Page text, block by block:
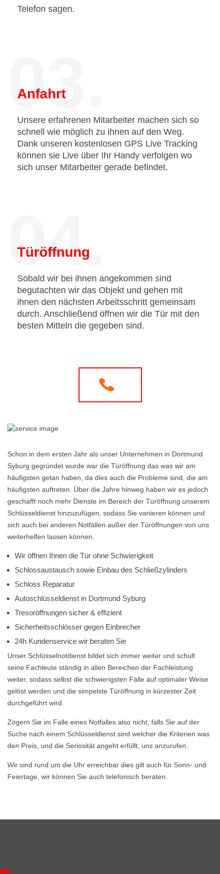
Telefon sagen.
03.
Anfahrt
Unsere erfahrenen Mitarbeiter machen sich so
schnell wie möglich zu ihnen auf den Weg.
Dank unseren kostenlosen GPS Live Tracking
können sie Live über Ihr Handy verfolgen wo
sich unser Mitarbeiter gerade befindet.
04.
Türöffnung
Sobald wir bei ihnen angekommen sind
begutachten wir das Objekt und gehen mit
ihnen den nächsten Arbeitsschritt gemeinsam
durch. Anschließend öffnen wir die Tür mit den
besten Mitteln die gegeben sind.
Schon in dem ersten Jahr als unser Unternehmen in Dortmund
Syburg gegründet wurde war die Türöffnung das was wir am
häufigsten getan haben, da dies auch die Probleme sind, die am
häufigsten auftreten. Über die Jahre hinweg haben wir es jedoch
geschafft noch mehr Dienste im Bereich der Türöffnung unserem
Schlüsseldienst hinzuzufügen, sodass Sie variieren können und
sich auch bei anderen Notfällen außer der Türöffnungen von uns
weiterhelfen lassen können.
Wir öffnen Ihnen die Tür ohne Schwierigkeit
Schlossaustausch sowie Einbau des Schließzylinders
Schloss Reparatur
Autoschlüsseldienst in Dortmund Syburg
Tresoröffnungen sicher & effizient
Sicherheitsschlösser gegen Einbrecher
24h Kundenservice wir beraten Sie
Unser Schlüsselnotdienst bildet sich immer weiter und schult
seine Fachleute ständig in allen Bereichen der Fachleistung
weiter, sodass selbst die schwierigsten Fälle auf optimaler Weise
gelöst werden und die simpelste Türöffnung in kürzester Zeit
durchgeführt wird.
Zögern Sie im Falle eines Notfalles also nicht, falls Sie auf der
Suche nach einem Schlüsseldienst sind welcher die Kriterien was
den Preis, und die Seriosität angeht erfüllt, uns anzurufen.
Wir sind rund um die Uhr erreichbar dies gilt auch für Sonn- und
Feiertage, wir können Sie auch telefonisch beraten.